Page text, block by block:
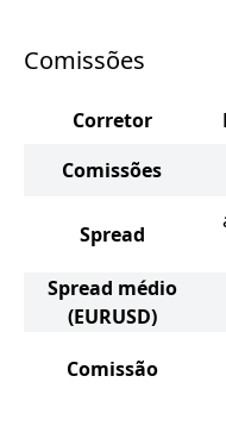
Comissões
Corretor
Comissões
Spread
Spread médio
(EURUSD)
Comissão